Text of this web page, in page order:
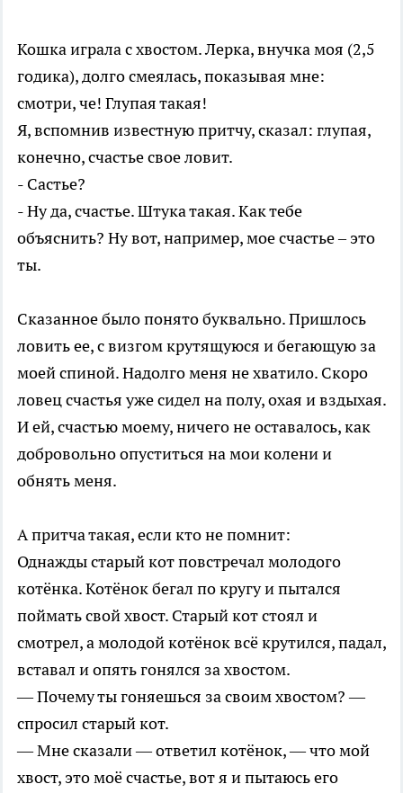
Кошка играла с хвостом. Лерка, внучка моя (2,5
годика), долго смеялась, показывая мне:
смотри, че! Глупая такая!
Я, вспомнив известную притчу, сказал: глупая,
конечно, счастье свое ловит.
- Састье?
- Ну да, счастье. Штука такая. Как тебе
объяснить? Ну вот, например, мое счастье – это
ты.
Сказанное было понято буквально. Пришлось
ловить ее, с визгом крутящуюся и бегающую за
моей спиной. Надолго меня не хватило. Скоро
ловец счастья уже сидел на полу, охая и вздыхая.
И ей, счастью моему, ничего не оставалось, как
добровольно опуститься на мои колени и
обнять меня.
А притча такая, если кто не помнит:
Однажды старый кот повстречал молодого
котёнка. Котёнок бегал по кругу и пытался
поймать свой хвост. Старый кот стоял и
смотрел, а молодой котёнок всё крутился, падал,
вставал и опять гонялся за хвостом.
— Почему ты гоняешься за своим хвостом? —
спросил старый кот.
— Мне сказали — ответил котёнок, — что мой
хвост, это моё счастье, вот я и пытаюсь его